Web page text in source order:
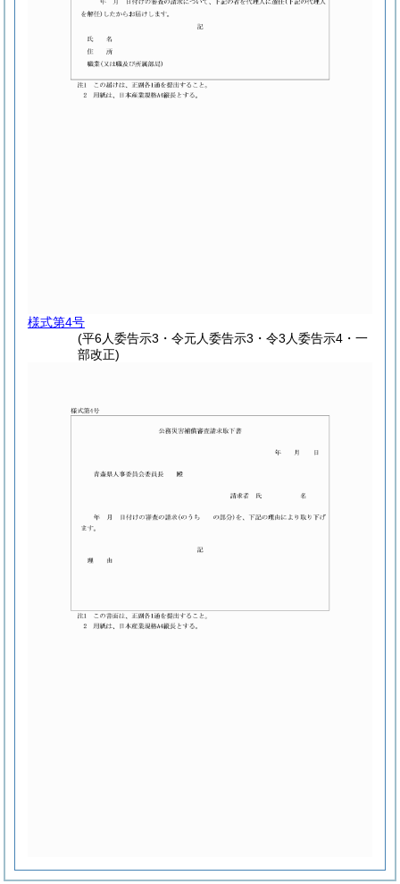
様式第4号
(平6人委告示3・令元人委告示3・令3人委告示4・一
部改正)